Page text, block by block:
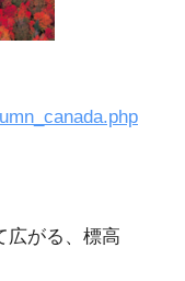
広がる、標高